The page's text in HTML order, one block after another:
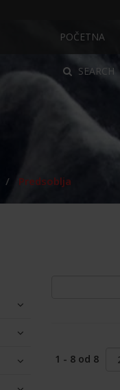
POČETNA
SEARCH
Predsoblja
1 - 8 od 8